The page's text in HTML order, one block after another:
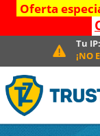
Oferta
Tu IP:
¡NO